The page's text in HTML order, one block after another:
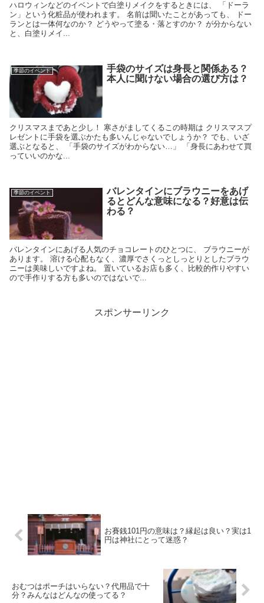
ハロウィンなどのイベントで白塗りメイクをするときには、 「ドーラ
ン」という化粧品が使われます。 名前は聞いたことがあっても、 ドー
ランとは一体何なのか？ どうやって塗る・落とすのか？ が分からない
と、白塗りメイ...
季節のイベント
手袋のサイズは身長と関係ある？
本人に聞けない場合の選び方は？
クリスマスまであと少し！ 寒さがましてくるこの時期は クリスマスプ
レゼントに手袋を選ぶかたも多いんじゃないでしょうか？ でも、いざ
選ぶとなると、 「手袋のサイズがわからない…」 「身長にあわせて買
っていいのかな...
季節のイベント
バレンタインにブラウニーをあげ
るとどんな意味になる？好意は伝
わる？
バレンタインにあげる人気のチョコレートのひとつに、 ブラウニーが
あります。 溶ける心配もなく、濃厚でさくっとしっとりとしたブラウ
ニーは美味しいですよね。 置いているお店も多く、比較的作りやすい
ので手作りする方も多いのではないで...
スポンサーリンク
お賽銭101円の意味は？縁起は良い？実は1
円は神社にとって迷惑？
おむつはポーチはいらない？代用品で十
分？みんなはどんなの使ってる？